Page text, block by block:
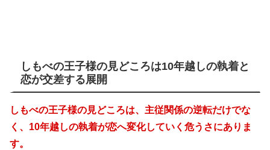
しもべの王子様の見どころは10年越しの執着と
恋が交差する展開
しもべの王子様の見どころは、主従関係の逆転だけでな
く、10年越しの執着が恋へ変化していく危うさにありま
す。